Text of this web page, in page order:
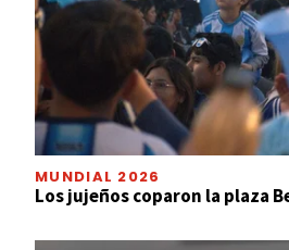
MUNDIAL 2026
Los jujeños coparon la plaza